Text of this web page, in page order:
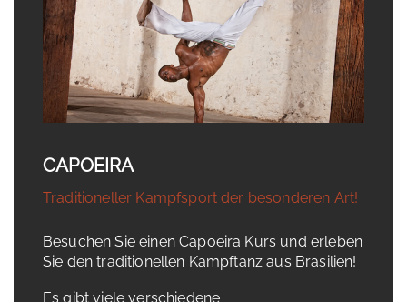
CAPOEIRA
Traditioneller Kampfsport der besonderen Art!
Besuchen Sie einen Capoeira Kurs und erleben
Sie den traditionellen Kampftanz aus Brasilien!
Es gibt viele verschiedene